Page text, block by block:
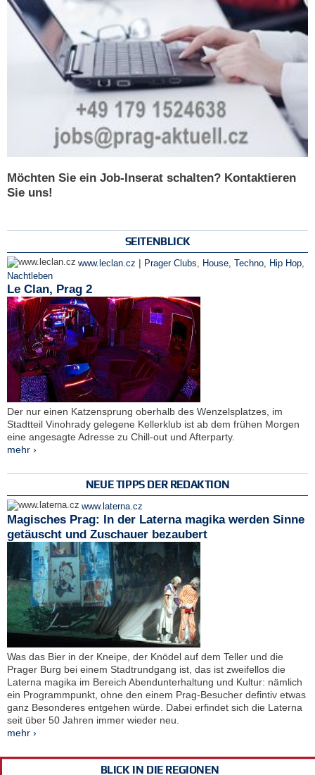
Möchten Sie ein Job-Inserat schalten? Kontaktieren
Sie uns!
SEITENBLICK
www.leclan.cz | Prager Clubs, House, Techno, Hip Hop,
Nachtleben
Le Clan, Prag 2
Der nur einen Katzensprung oberhalb des Wenzelsplatzes, im
Stadtteil Vinohrady gelegene Kellerklub ist ab dem frühen Morgen
eine angesagte Adresse zu Chill-out und Afterparty.
mehr ›
NEUE TIPPS DER REDAKTION
www.laterna.cz
Magisches Prag: In der Laterna magika werden Sinne
getäuscht und Zuschauer bezaubert
Was das Bier in der Kneipe, der Knödel auf dem Teller und die
Prager Burg bei einem Stadtrundgang ist, das ist zweifellos die
Laterna magika im Bereich Abendunterhaltung und Kultur: nämlich
ein Programmpunkt, ohne den einem Prag-Besucher defintiv etwas
ganz Besonderes entgehen würde. Dabei erfindet sich die Laterna
seit über 50 Jahren immer wieder neu.
mehr ›
BLICK IN DIE REGIONEN